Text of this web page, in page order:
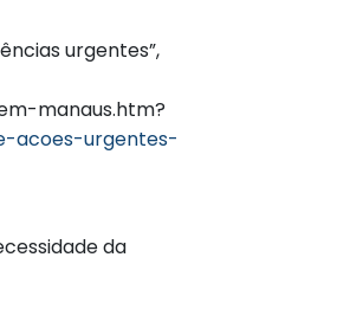
urgentes”,
manaus.htm?
acoes-urgentes-
da